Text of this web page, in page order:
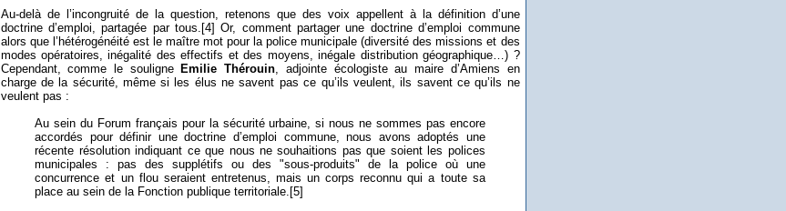
Au-delà de l’incongruité de la question, retenons que des voix appellent à la définition d’une
doctrine d’emploi, partagée par tous. [4] Or, comment partager une doctrine d’emploi commune
alors que l’hétérogénéité est le maître mot pour la police municipale (diversité des missions et des
modes opératoires, inégalité des effectifs et des moyens, inégale distribution géographique…) ?
Cependant, comme le souligne Emilie Thérouin, adjointe écologiste au maire d’Amiens en
charge de la sécurité, même si les élus ne savent pas ce qu’ils veulent, ils savent ce qu’ils ne
veulent pas :
Au sein du Forum français pour la sécurité urbaine, si nous ne sommes pas encore
accordés pour définir une doctrine d’emploi commune, nous avons adoptés une
récente résolution indiquant ce que nous ne souhaitions pas que soient les polices
municipales : pas des supplétifs ou des "sous-produits" de la police où une
concurrence et un flou seraient entretenus, mais un corps reconnu qui a toute sa
place au sein de la Fonction publique territoriale. [5]